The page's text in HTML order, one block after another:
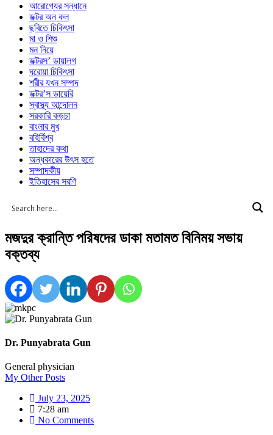
আরোগ্যের সন্ধানে
ডক্টর অন কল
ছবিতে চিকিৎসা
মা ও শিশু
মন নিয়ে
ডক্টরস’ ডায়ালগ
ঘরোয়া চিকিৎসা
শরীর যখন সম্পদ
ডক্টর’স ডায়েরি
স্বাস্থ্য আন্দোলন
সরকারি কড়চা
বাংলার মুখ
বহির্বিশ্ব
তাহাদের কথা
অন্ধকারের উৎস হতে
সম্পাদকীয়
ইতিহাসের সরণি
মজদুর ক্রান্তি পরিষদের ডাকা মতামত বিনিময় সভায়
বক্তব্য
Dr. Punyabrata Gun
General physician
My Other Posts
July 23, 2025
7:28 am
No Comments